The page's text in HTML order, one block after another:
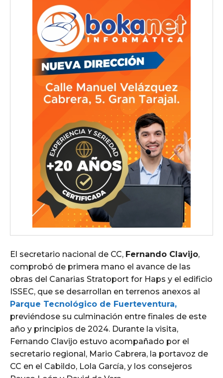
El secretario nacional de CC, Fernando Clavijo,
comprobó de primera mano el avance de las
obras del Canarias Stratoport for Haps y el edificio
ISSEC, que se desarrollan en terrenos anexos al
Parque Tecnológico de Fuerteventura,
previéndose su culminación entre finales de este
año y principios de 2024. Durante la visita,
Fernando Clavijo estuvo acompañado por el
secretario regional, Mario Cabrera, la portavoz de
CC en el Cabildo, Lola García, y los consejeros